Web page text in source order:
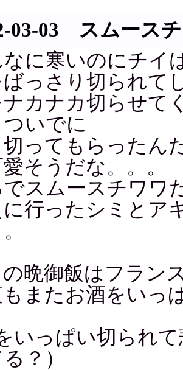
03-03 スムース
なに寒いのにチイ
っさり切られて
ナカナカ切らせて
ついでに
ってもらったん
そうだな。。。
でスムースチワワ
行ったシミとア
晩御飯はフラン
またお酒をいっ
いっぱい切られ
？）